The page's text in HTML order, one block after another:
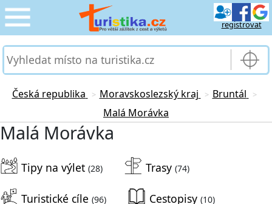
registrovat
CESTOVÁNÍ
SLUŽBY & DOPRAVA
Česká republika > Moravskoslezský kraj > Bruntál >
Malá Morávka
Malá Morávka
Tipy na výlet (28) Trasy (74)
Turistické cíle (96) Cestopisy (10)